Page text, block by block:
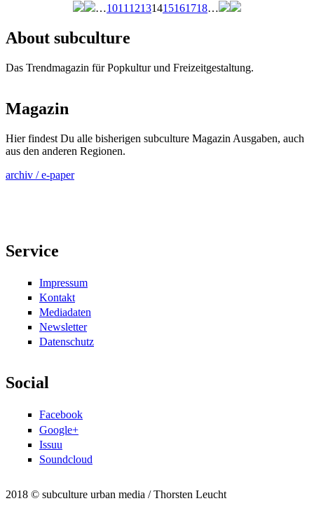
…1011 12131415161718…
About subculture
Das Trendmagazin für Popkultur und Freizeitgestaltung.
Magazin
Hier findest Du alle bisherigen subculture Magazin Ausgaben, auch
aus den anderen Regionen.
archiv / e-paper
Service
Impressum
Kontakt
Mediadaten
Newsletter
Datenschutz
Social
Facebook
Google+
Issuu
Soundcloud
2018 © subculture urban media / Thorsten Leucht